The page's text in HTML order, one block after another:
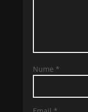
Nume *